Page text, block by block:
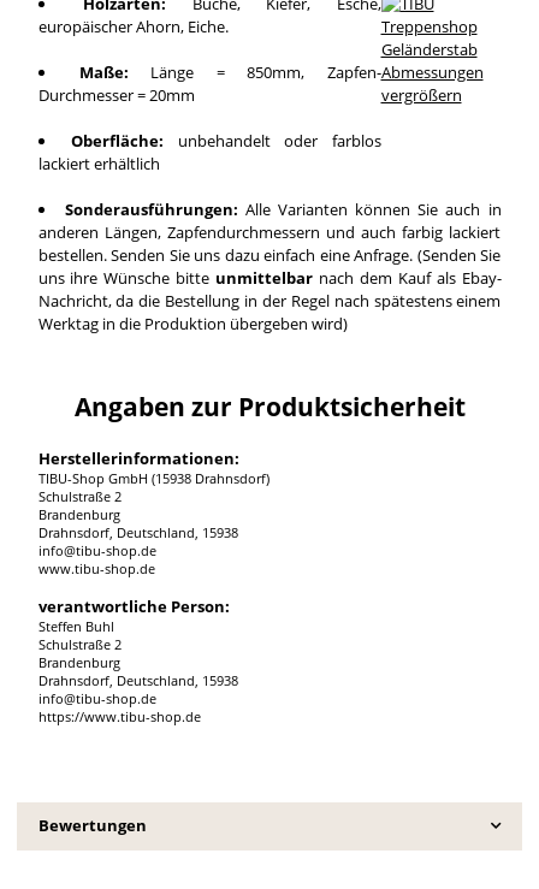
europäischer Ahorn, Eiche.
Maße: Länge = 850mm, Zapfen-
Durchmesser = 20mm
Oberfläche: unbehandelt oder farblos
lackiert erhältlich
vergrößern
Sonderausführungen: Alle Varianten können Sie auch in
anderen Längen, Zapfendurchmessern und auch farbig lackiert
bestellen. Senden Sie uns dazu einfach eine Anfrage. (Senden Sie
uns ihre Wünsche bitte unmittelbar nach dem Kauf als Ebay-
Nachricht, da die Bestellung in der Regel nach spätestens einem
Werktag in die Produktion übergeben wird)
Angaben zur Produktsicherheit
Herstellerinformationen:
TIBU-Shop GmbH (15938 Drahnsdorf)
Schulstraße 2
Brandenburg
Drahnsdorf, Deutschland, 15938
info@tibu-shop.de
www.tibu-shop.de
verantwortliche Person:
Steffen Buhl
Schulstraße 2
Brandenburg
Drahnsdorf, Deutschland, 15938
info@tibu-shop.de
https://www.tibu-shop.de
Bewertungen